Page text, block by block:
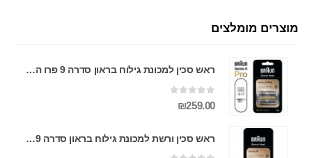
מוצרים מומלצים
ראש סכין למכונת גילוח בראון סדרה 9 פרו החדשה BRAUN PRO 94M ראש סכין ורשת למכונת גילוח בראון פרו החדשה סדרה 9 BRAUN PRO 94M
0מתוך 5₪259.00
ראש סכין ורשת למכונת גילוח בראון סדרה 9 BRAUN 92S